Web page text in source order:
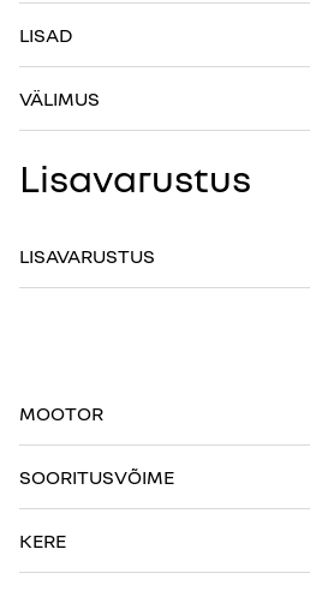
LISAD
VÄLIMUS
Lisavarustus
LISAVARUSTUS
MOOTOR
SOORITUSVÕIME
KERE